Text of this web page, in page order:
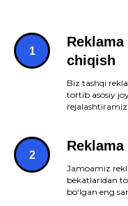
chiqish
Biz tashqi
tortib asosiy
rejalashtiramiz.
Jamoamiz
bekatlaridan
bo‘lgan eng